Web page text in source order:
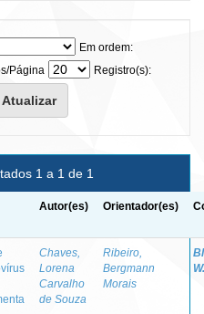
Em ordem:
Página
Registro(s):
1 a 1 de 1
Autor(es) Orientador(es)
Chaves,
Lorena
Carvalho
de Souza
Ribeiro,
Bergmann
Morais
W.